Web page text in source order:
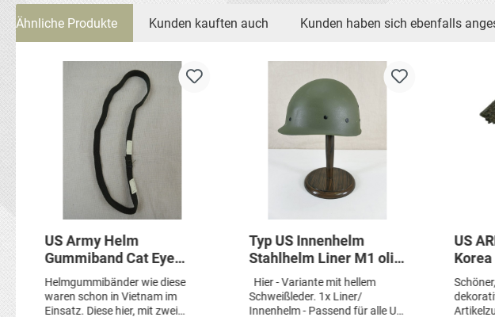
Ähnliche Produkte Kunden kauften auch Kunden haben sich ebenfalls
Produktgalerie überspringen
US Army Helm
Gummiband Cat Eye
Band oliv PASGT
Helmet
Helmgummibänder wie diese
waren schon in Vietnam im
Einsatz. Diese hier, mit zwei
Typ US Innenhelm
Stahlhelm Liner M1 oliv
/ helles Schweißband
Hier - Variante mit hellem
Schweißleder. 1x Liner/
Innenhelm - Passend für alle US
US
Korea